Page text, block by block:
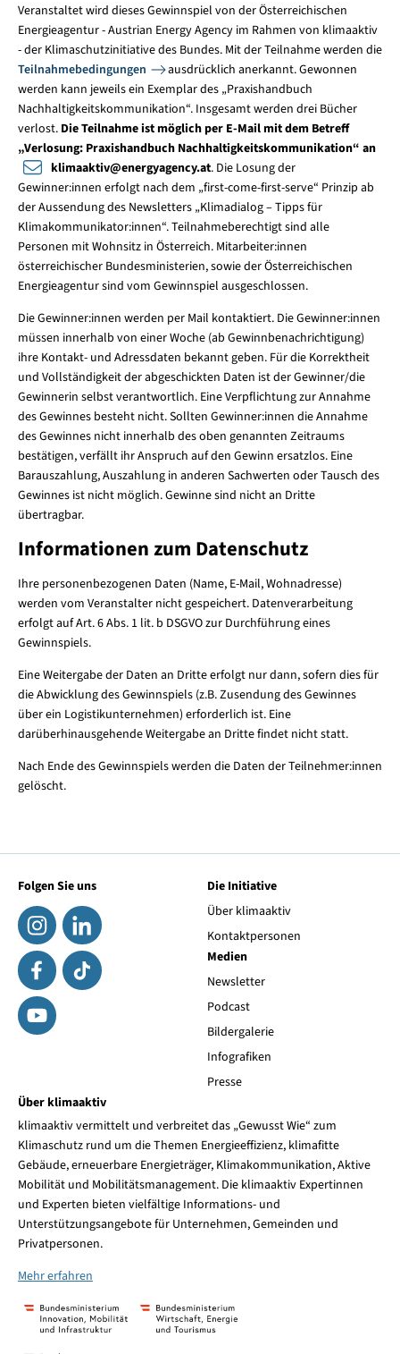
Veranstaltet wird dieses Gewinnspiel von der Österreichischen
Energieagentur - Austrian Energy Agency im Rahmen von klimaaktiv
- der Klimaschutzinitiative des Bundes. Mit der Teilnahme werden die
Teilnahmebedingungen
ausdrücklich anerkannt. Gewonnen
werden kann jeweils ein Exemplar des „Praxishandbuch
Nachhaltigkeitskommunikation“. Insgesamt werden drei Bücher
verlost. Die Teilnahme ist möglich per E-Mail mit dem Betreff
„Verlosung: Praxishandbuch Nachhaltigkeitskommunikation“ an
klimaaktiv@energyagency.at. Die Losung der
Gewinner:innen erfolgt nach dem „first-come-first-serve“ Prinzip ab
der Aussendung des Newsletters „Klimadialog – Tipps für
Klimakommunikator:innen“. Teilnahmeberechtigt sind alle
Personen mit Wohnsitz in Österreich. Mitarbeiter:innen
österreichischer Bundesministerien, sowie der Österreichischen
Energieagentur sind vom Gewinnspiel ausgeschlossen.
Die Gewinner:innen werden per Mail kontaktiert. Die Gewinner:innen
müssen innerhalb von einer Woche (ab Gewinnbenachrichtigung)
ihre Kontakt- und Adressdaten bekannt geben. Für die Korrektheit
und Vollständigkeit der abgeschickten Daten ist der Gewinner/die
Gewinnerin selbst verantwortlich. Eine Verpflichtung zur Annahme
des Gewinnes besteht nicht. Sollten Gewinner:innen die Annahme
des Gewinnes nicht innerhalb des oben genannten Zeitraums
bestätigen, verfällt ihr Anspruch auf den Gewinn ersatzlos. Eine
Barauszahlung, Auszahlung in anderen Sachwerten oder Tausch des
Gewinnes ist nicht möglich. Gewinne sind nicht an Dritte
übertragbar.
Informationen zum Datenschutz
Ihre personenbezogenen Daten (Name, E-Mail, Wohnadresse)
werden vom Veranstalter nicht gespeichert. Datenverarbeitung
erfolgt auf Art. 6 Abs. 1 lit. b DSGVO zur Durchführung eines
Gewinnspiels.
Eine Weitergabe der Daten an Dritte erfolgt nur dann, sofern dies für
die Abwicklung des Gewinnspiels (z.B. Zusendung des Gewinnes
über ein Logistikunternehmen) erforderlich ist. Eine
darüberhinausgehende Weitergabe an Dritte findet nicht statt.
Nach Ende des Gewinnspiels werden die Daten der Teilnehmer:innen
gelöscht.
Folgen Sie uns
Die Initiative
Über klimaaktiv
Kontaktpersonen
Medien
Newsletter
Podcast
Bildergalerie
Infografiken
Presse
Über klimaaktiv
klimaaktiv vermittelt und verbreitet das „Gewusst Wie“ zum
Klimaschutz rund um die Themen Energieeffizienz, klimafitte
Gebäude, erneuerbare Energieträger, Klimakommunikation, Aktive
Mobilität und Mobilitätsmanagement. Die klimaaktiv Expertinnen
und Experten bieten vielfältige Informations- und
Unterstützungsangebote für Unternehmen, Gemeinden und
Privatpersonen.
Mehr erfahren